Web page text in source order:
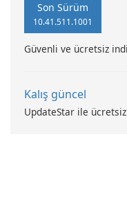
Son Sürüm
10.41.511.1001
Güvenli ve ücretsiz
Kalış güncel
UpdateStar ile